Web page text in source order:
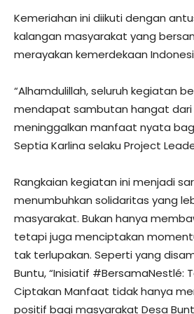
Kemeriahan ini diikuti dengan
kalangan masyarakat yang
merayakan kemerdekaan
“Alhamdulillah, seluruh kegiatan
mendapat sambutan hangat dari
meninggalkan manfaat nyata
Septia Karlina selaku Project
Rangkaian kegiatan ini menjadi
menumbuhkan solidaritas yang
masyarakat. Bukan hanya
tetapi juga menciptakan
tak terlupakan. Seperti yang
Buntu, “Inisiatif #BersamaNestlé:
Ciptakan Manfaat tidak hanya
positif bagi masyarakat Desa